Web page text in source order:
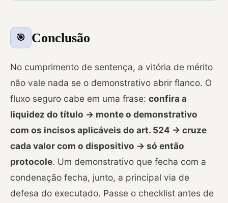
🎯 Conclusão
No cumprimento de sentença, a vitória de mérito
não vale nada se o demonstrativo abrir flanco. O
fluxo seguro cabe em uma frase: confira a
liquidez do título → monte o demonstrativo
com os incisos aplicáveis do art. 524 → cruze
cada valor com o dispositivo → só então
protocole. Um demonstrativo que fecha com a
condenação fecha, junto, a principal via de
defesa do executado. Passe o checklist antes de